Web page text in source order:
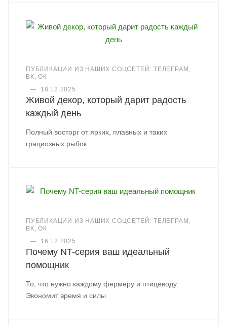
ПУБЛИКАЦИИ ИЗ НАШИХ СОЦСЕТЕЙ: ТЕЛЕГРАМ,
ВК, ОК
—
18.12.2025
Живой декор, который дарит радость
каждый день
Полный восторг от ярких, плавных и таких
грациозных рыбок
ПУБЛИКАЦИИ ИЗ НАШИХ СОЦСЕТЕЙ: ТЕЛЕГРАМ,
ВК, ОК
—
16.12.2025
Почему NT-серия ваш идеальный
помощник
То, что нужно каждому фермеру и птицеводу.
Экономит время и силы